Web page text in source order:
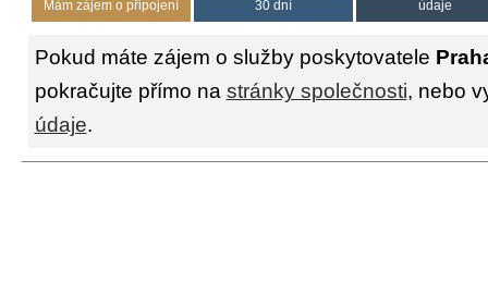
Mám zájem o připojení
30 dní
údaje
Pokud máte zájem o služby poskytovatele
pokračujte přímo na stránky společnosti, nebo
údaje.